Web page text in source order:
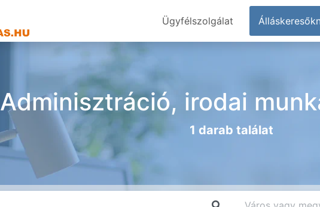
Ügyfélszolgálat
Adminisztráció, irodai
1 darab találat